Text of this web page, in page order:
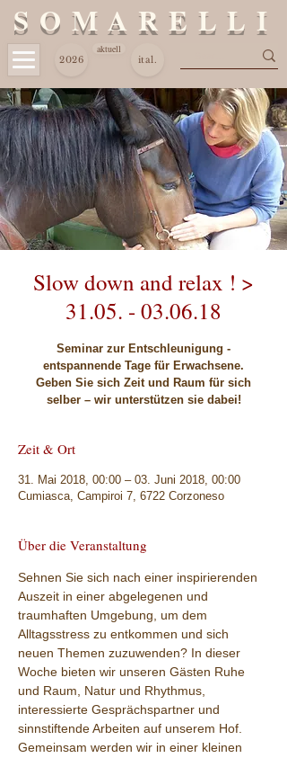
2026
aktuell
ital.
S O M A R E L L I
Slow down and relax ! >
31.05. - 03.06.18
Seminar zur Entschleunigung -
entspannende Tage für Erwachsene.
Geben Sie sich Zeit und Raum für sich
selber – wir unterstützen sie dabei!
Zeit & Ort
31. Mai 2018, 00:00 – 03. Juni 2018, 00:00
Cumiasca, Campiroi 7, 6722 Corzoneso
Über die Veranstaltung
Sehnen Sie sich nach einer inspirierenden
Auszeit in einer abgelegenen und
traumhaften Umgebung, um dem
Alltagsstress zu entkommen und sich
neuen Themen zuzuwenden? In dieser
Woche bieten wir unseren Gästen Ruhe
und Raum, Natur und Rhythmus,
interessierte Gesprächspartner und
sinnstiftende Arbeiten auf unserem Hof.
Gemeinsam werden wir in einer kleinen